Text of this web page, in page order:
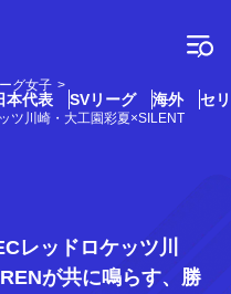
本代表 SVリーグ 海外 セ
グ女子
ツ川崎・大工園彩夏×SILENT
レッドロケッツ川
が共に鳴らす、勝